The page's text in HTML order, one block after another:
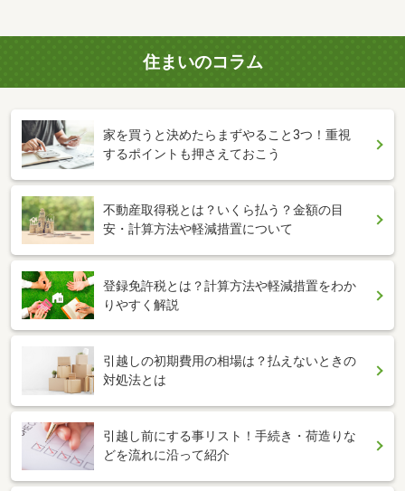
住まいのコラム
家を買うと決めたらまずやること3つ！重視
するポイントも押さえておこう
不動産取得税とは？いくら払う？金額の目
安・計算方法や軽減措置について
登録免許税とは？計算方法や軽減措置をわか
りやすく解説
引越しの初期費用の相場は？払えないときの
対処法とは
引越し前にする事リスト！手続き・荷造りな
どを流れに沿って紹介